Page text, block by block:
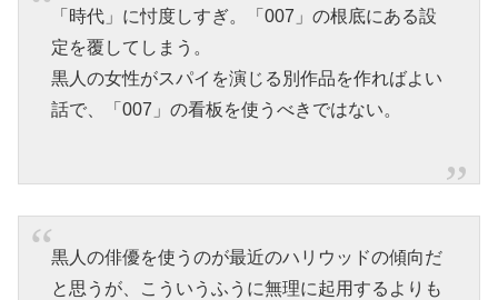
「時代」に忖度しすぎ。「007」の根底にある設
定を覆してしまう。
黒人の女性がスパイを演じる別作品を作ればよい
話で、「007」の看板を使うべきではない。
黒人の俳優を使うのが最近のハリウッドの傾向だ
と思うが、こういうふうに無理に起用するよりも